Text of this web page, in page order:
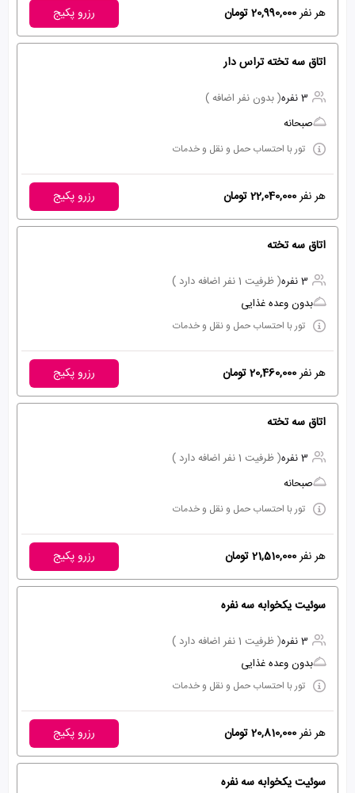
هر نفر20,990,000 تومان رزرو پکیج
اتاق سه تخته تراس دار
3 نفره
( بدون نفر اضافه )
صبحانه
تور با احتساب حمل و نقل و خدمات
هر نفر22,040,000 تومان رزرو پکیج
اتاق سه تخته
3 نفره
( ظرفیت 1 نفر اضافه دارد )
بدون وعده غذایی
تور با احتساب حمل و نقل و خدمات
هر نفر20,460,000 تومان رزرو پکیج
اتاق سه تخته
3 نفره
( ظرفیت 1 نفر اضافه دارد )
صبحانه
تور با احتساب حمل و نقل و خدمات
هر نفر21,510,000 تومان رزرو پکیج
سوئیت یکخوابه سه نفره
3 نفره
( ظرفیت 1 نفر اضافه دارد )
بدون وعده غذایی
تور با احتساب حمل و نقل و خدمات
هر نفر20,810,000 تومان رزرو پکیج
سوئیت یکخوابه سه نفره